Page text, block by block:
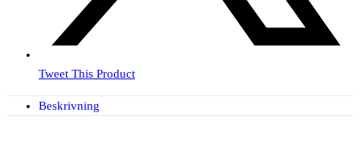
Tweet This Product
Beskrivning